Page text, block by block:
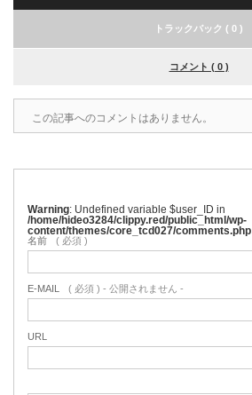
トラックバック ( 0 )
コメント ( 0 )
この記事へのコメントはありません。
Warning : Undefined variable $user_ID in
/home/hideo3284/clippy.red/public_html/wp-
content/themes/core_tcd027/comments.php
名前 ( 必須 )
E-MAIL ( 必須 ) - 公開されません -
URL